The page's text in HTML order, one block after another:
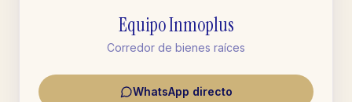
Equipo Inmoplus
Corredor de bienes raíces
WhatsApp directo